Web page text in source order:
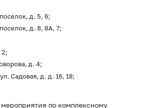
д. 5, 6;
д. 8, 8А, 7;
2;
д. 4;
Садовая, д. д. 16, 18;
по комплексному